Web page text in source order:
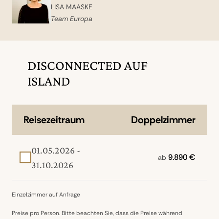
LISA MAASKE
Team Europa
DISCONNECTED AUF
ISLAND
Reisezeitraum Doppelzimmer
01.05.2026 -
31.10.2026
ab 9.890 €
Einzelzimmer auf Anfrage
Preise pro Person. Bitte beachten Sie, dass die Preise während